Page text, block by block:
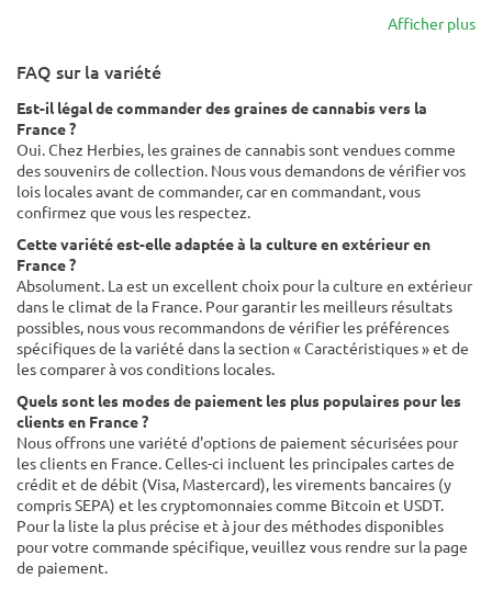
Afficher plus
FAQ sur la variété
Est-il légal de commander des graines de cannabis vers la
France ?
Oui. Chez Herbies, les graines de cannabis sont vendues comme
des souvenirs de collection. Nous vous demandons de vérifier vos
lois locales avant de commander, car en commandant, vous
confirmez que vous les respectez.
Cette variété est-elle adaptée à la culture en extérieur en
France ?
Absolument. La est un excellent choix pour la culture en extérieur
dans le climat de la France. Pour garantir les meilleurs résultats
possibles, nous vous recommandons de vérifier les préférences
spécifiques de la variété dans la section « Caractéristiques » et de
les comparer à vos conditions locales.
Quels sont les modes de paiement les plus populaires pour les
clients en France ?
Nous offrons une variété d'options de paiement sécurisées pour
les clients en France. Celles-ci incluent les principales cartes de
crédit et de débit (Visa, Mastercard), les virements bancaires (y
compris SEPA) et les cryptomonnaies comme Bitcoin et USDT.
Pour la liste la plus précise et à jour des méthodes disponibles
pour votre commande spécifique, veuillez vous rendre sur la page
de paiement.